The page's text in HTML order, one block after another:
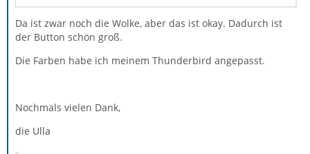
}
Da ist zwar noch die Wolke, aber das ist okay. Dadurch ist
der Button schön groß.
Die Farben habe ich meinem Thunderbird angepasst.
Nochmals vielen Dank,
die Ulla